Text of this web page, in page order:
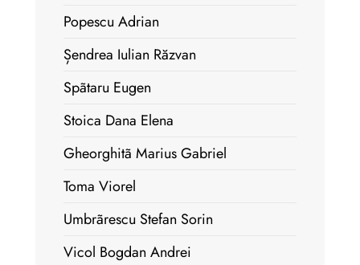
Popescu Adrian
Șendrea Iulian Răzvan
Spãtaru Eugen
Stoica Dana Elena
Gheorghitã Marius Gabriel
Toma Viorel
Umbrãrescu Stefan Sorin
Vicol Bogdan Andrei